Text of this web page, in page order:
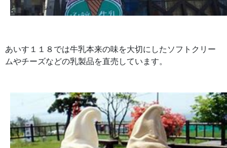
あいす１１８では牛乳本来の味を大切にしたソフトクリー
ムやチーズなどの乳製品を直売しています。